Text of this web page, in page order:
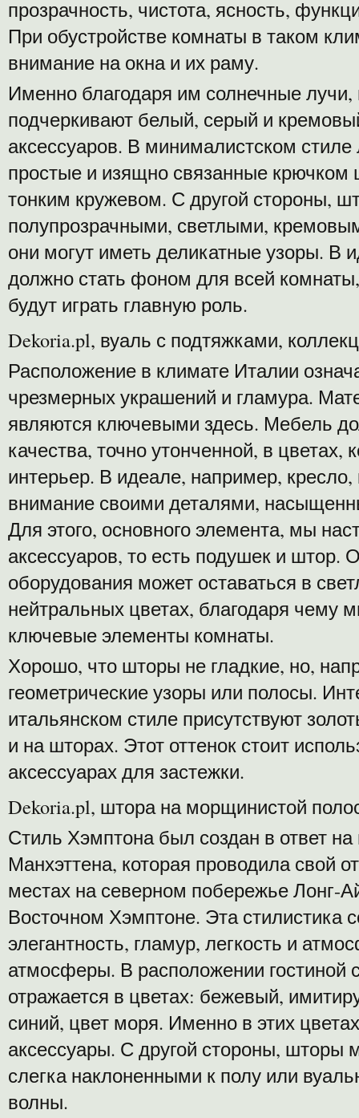
прозрачность, чистота, ясность,
При обустройстве комнаты в таком
внимание на окна и их раму.
Именно благодаря им солнечные
подчеркивают белый, серый и
аксессуаров. В минималистском
простые и изящно связанные
тонким кружевом. С другой стороны,
полупрозрачными, светлыми,
они могут иметь деликатные узоры. В
должно стать фоном для всей
будут играть главную роль.
Dekoria.pl, вуаль с подтяжками,
Расположение в климате Италии
чрезмерных украшений и гламура.
являются ключевыми здесь. Мебель
качества, точно утонченной, в цветах,
интерьер. В идеале, например, кресло,
внимание своими деталями,
Для этого, основного элемента, мы
аксессуаров, то есть подушек и штор.
оборудования может оставаться в
нейтральных цветах, благодаря чему
ключевые элементы комнаты.
Хорошо, что шторы не гладкие, но,
геометрические узоры или полосы.
итальянском стиле присутствуют
и на шторах. Этот оттенок стоит
аксессуарах для застежки.
Dekoria.pl, штора на морщинистой
Стиль Хэмптона был создан в ответ на
Манхэттена, которая проводила свой
местах на северном побережье Лонг-
Восточном Хэмптоне. Эта стилистика
элегантность, гламур, легкость и
атмосферы. В расположении гостиной
отражается в цветах: бежевый,
синий, цвет моря. Именно в этих
аксессуары. С другой стороны,
слегка наклоненными к полу или
волны.